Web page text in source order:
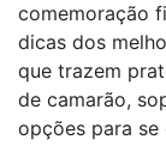
comemoração
dicas dos
que trazem
de camarão,
opções para se